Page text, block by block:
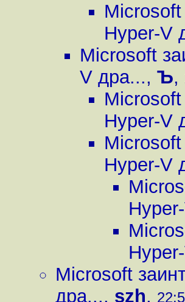
Hyper-V
Microsoft
V дра..., Ъ,
Hyper-V
Hyper-V
Microsoft
дра..., szh,